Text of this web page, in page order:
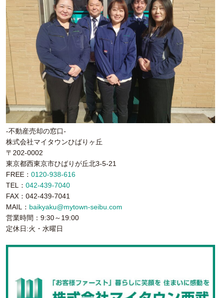
-不動産売却の窓口-
株式会社マイタウンひばりヶ丘
〒202-0002
東京都西東京市ひばりが丘北3-5-21
FREE： 0120-938-616
TEL： 042-439-7040
FAX：042-439-7041
MAIL： baikyaku@mytown-seibu.com
営業時間：9:30～19:00
定休日:火・水曜日